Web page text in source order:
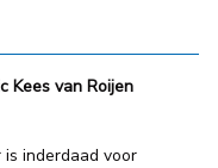
Kees van Roijen
inderdaad voor